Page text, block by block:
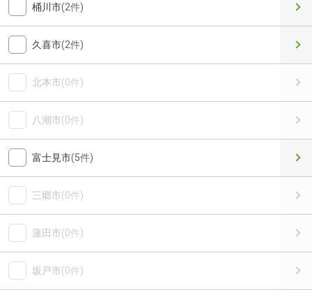
桶川市(2件)
久喜市(2件)
北本市(0件)
八潮市(0件)
富士見市(5件)
三郷市(0件)
蓮田市(0件)
坂戸市(0件)